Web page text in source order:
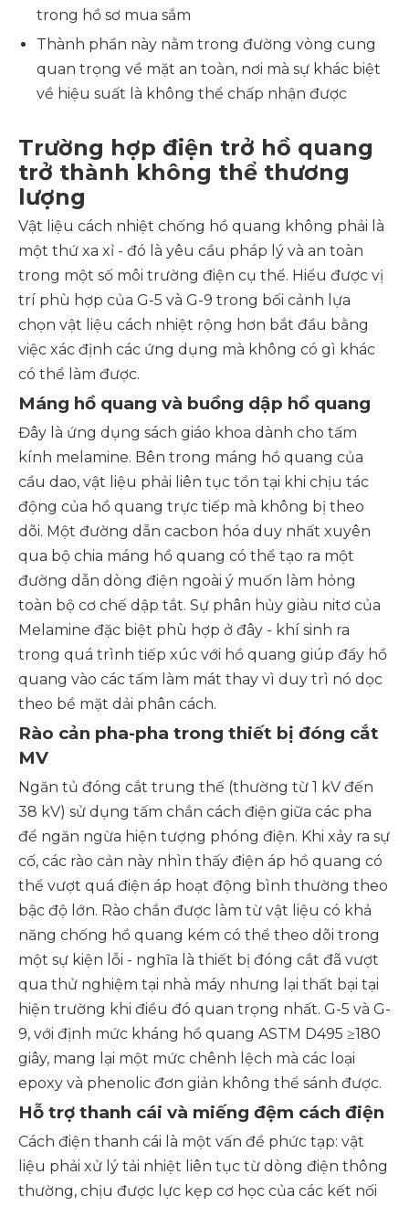
trong hồ sơ mua sắm
Thành phần này nằm trong đường vòng cung
quan trọng về mặt an toàn, nơi mà sự khác biệt
về hiệu suất là không thể chấp nhận được
Trường hợp điện trở hồ quang
trở thành không thể thương
lượng
Vật liệu cách nhiệt chống hồ quang không phải là
một thứ xa xỉ - đó là yêu cầu pháp lý và an toàn
trong một số môi trường điện cụ thể. Hiểu được vị
trí phù hợp của G-5 và G-9 trong bối cảnh lựa
chọn vật liệu cách nhiệt rộng hơn bắt đầu bằng
việc xác định các ứng dụng mà không có gì khác
có thể làm được.
Máng hồ quang và buồng dập hồ quang
Đây là ứng dụng sách giáo khoa dành cho tấm
kính melamine. Bên trong máng hồ quang của
cầu dao, vật liệu phải liên tục tồn tại khi chịu tác
động của hồ quang trực tiếp mà không bị theo
dõi. Một đường dẫn cacbon hóa duy nhất xuyên
qua bộ chia máng hồ quang có thể tạo ra một
đường dẫn dòng điện ngoài ý muốn làm hỏng
toàn bộ cơ chế dập tắt. Sự phân hủy giàu nitơ của
Melamine đặc biệt phù hợp ở đây - khí sinh ra
trong quá trình tiếp xúc với hồ quang giúp đẩy hồ
quang vào các tấm làm mát thay vì duy trì nó dọc
theo bề mặt dải phân cách.
Rào cản pha-pha trong thiết bị đóng cắt
MV
Ngăn tủ đóng cắt trung thế (thường từ 1 kV đến
38 kV) sử dụng tấm chắn cách điện giữa các pha
để ngăn ngừa hiện tượng phóng điện. Khi xảy ra sự
cố, các rào cản này nhìn thấy điện áp hồ quang có
thể vượt quá điện áp hoạt động bình thường theo
bậc độ lớn. Rào chắn được làm từ vật liệu có khả
năng chống hồ quang kém có thể theo dõi trong
một sự kiện lỗi - nghĩa là thiết bị đóng cắt đã vượt
qua thử nghiệm tại nhà máy nhưng lại thất bại tại
hiện trường khi điều đó quan trọng nhất. G-5 và G-
9, với định mức kháng hồ quang ASTM D495 ≥180
giây, mang lại một mức chênh lệch mà các loại
epoxy và phenolic đơn giản không thể sánh được.
Hỗ trợ thanh cái và miếng đệm cách điện
Cách điện thanh cái là một vấn đề phức tạp: vật
liệu phải xử lý tải nhiệt liên tục từ dòng điện thông
thường, chịu được lực kẹp cơ học của các kết nối